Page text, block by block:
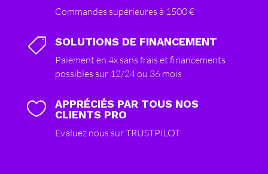
Commandes supérieures à 1500 €
 SOLUTIONS DE FINANCEMENT
Paiement en 4x sans frais et financements
possibles sur 12/24 ou 36 mois

APPRÉCIÉS PAR TOUS NOS
CLIENTS PRO
Evaluez nous sur TRUSTPILOT